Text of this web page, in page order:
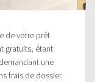
de votre prêt
gratuits, étant
une
frais de dossier.